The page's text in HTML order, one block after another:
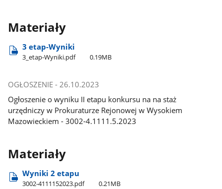
Materiały
3 etap-Wyniki
3​_etap-Wyniki.pdf 0.19MB
OGŁOSZENIE - 26.10.2023
Ogłoszenie o wyniku II etapu konkursu na na staż
urzędniczy w Prokuraturze Rejonowej w Wysokiem
Mazowieckiem - 3002-4.1111.5.2023
Materiały
Wyniki 2 etapu
3002-4111152023.pdf 0.21MB